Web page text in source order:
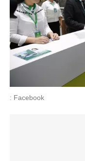
: Facebook